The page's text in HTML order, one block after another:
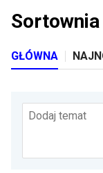
Sortownia
GŁÓWNA
Dodaj temat